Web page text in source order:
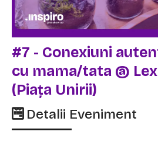
#7 - Conexiuni
cu mama/tata @
(Piața Unirii)
Detalii Eveniment